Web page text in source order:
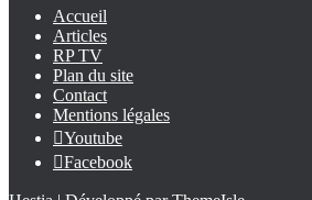
Accueil
Articles
RP TV
Plan du site
Contact
Mentions légales
Youtube
Facebook